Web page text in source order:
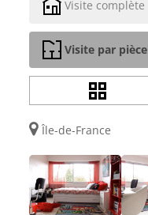
Visite complète
Visite par pièce
Île-de-France